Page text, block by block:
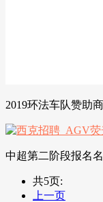
2019环法车队赞助
中超第二阶段报名
共5页:
上一页